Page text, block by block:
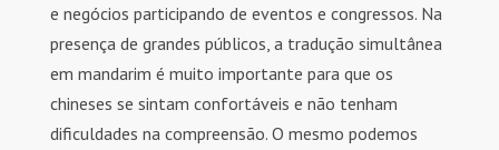
e negócios participando de eventos e congressos. Na
presença de grandes públicos, a tradução simultânea
em mandarim é muito importante para que os
chineses se sintam confortáveis e não tenham
dificuldades na compreensão. O mesmo podemos